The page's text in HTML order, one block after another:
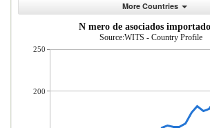
More Countries
N mero de asociados
Source:WITS - Country Profile
250
200